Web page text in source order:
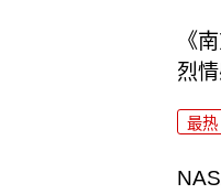
《
烈
最热